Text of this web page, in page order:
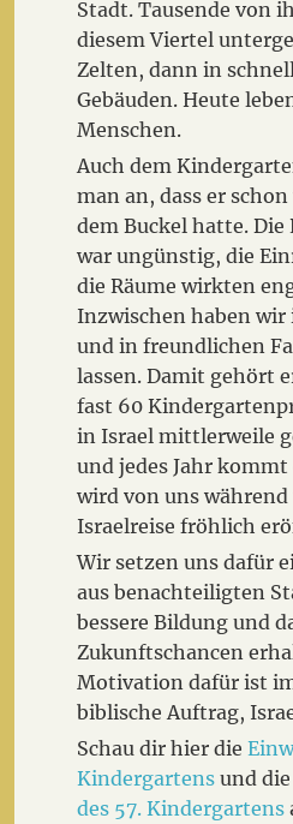
Stadt. Tausende von
diesem Viertel
Zelten, dann in
Gebäuden. Heute
Menschen.
Auch dem
man an, dass er
dem Buckel hatte.
war ungünstig, die
die Räume wirkten
Inzwischen haben
und in freundlichen
lassen. Damit gehört
fast 60
in Israel mittlerweile
und jedes Jahr
wird von uns während
Israelreise fröhlich
Wir setzen uns dafür
aus benachteiligten
bessere Bildung und
Zukunftschancen
Motivation dafür ist
biblische Auftrag,
Schau dir hier die
Kindergartensund die
des 57. Kindergartens